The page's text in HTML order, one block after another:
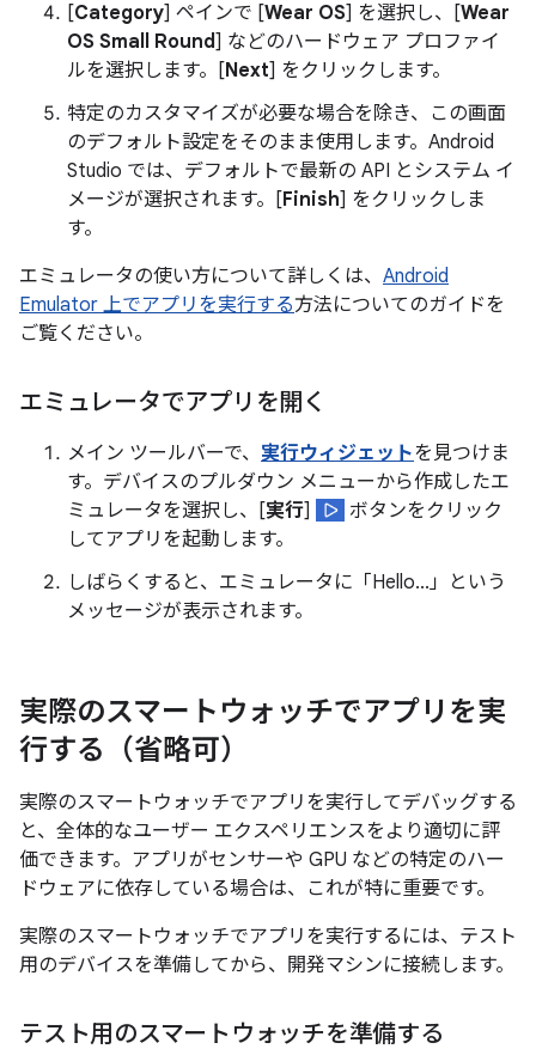
[Category] ペインで [Wear OS] を選択し、[Wear
OS Small Round] などのハードウェア プロファイ
ルを選択します。[Next] をクリックします。
特定のカスタマイズが必要な場合を除き、この画面
のデフォルト設定をそのまま使用します。Android
Studio では、デフォルトで最新の API とシステム イ
メージが選択されます。[Finish] をクリックしま
す。
エミュレータの使い方について詳しくは、 Android
Emulator 上でアプリを実行する方法についてのガイドを
ご覧ください。
エミュレータでアプリを開く
メイン ツールバーで、 実行ウィジェットを見つけま
す。デバイスのプルダウン メニューから作成したエ
ミュレータを選択し、[実行]
ボタンをクリック
してアプリを起動します。
しばらくすると、エミュレータに「Hello...」という
メッセージが表示されます。
実際のスマートウォッチでアプリを実
行する（省略可）
実際のスマートウォッチでアプリを実行してデバッグする
と、全体的なユーザー エクスペリエンスをより適切に評
価できます。アプリがセンサーや GPU などの特定のハー
ドウェアに依存している場合は、これが特に重要です。
実際のスマートウォッチでアプリを実行するには、テスト
用のデバイスを準備してから、開発マシンに接続します。
テスト用のスマートウォッチを準備する